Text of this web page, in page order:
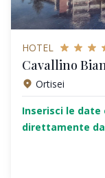
HOTEL
Cavallino
Ortisei
Inserisci le
direttamente